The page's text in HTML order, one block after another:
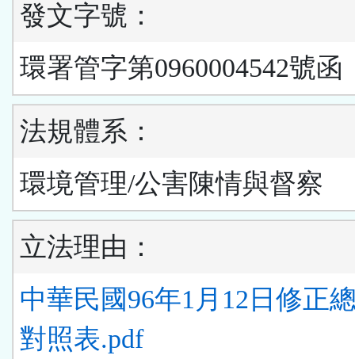
發文字號：
環署管字第0960004542號函
法規體系：
環境管理/公害陳情與督察
立法理由：
中華民國96年1月12日修正
對照表.pdf